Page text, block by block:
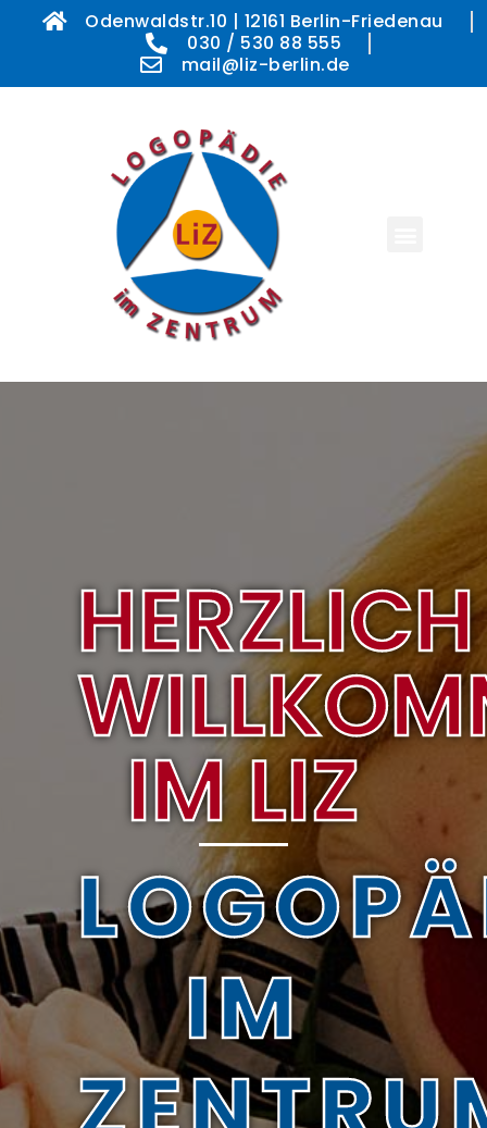
Odenwaldstr.10 | 12161 Berlin-Friedenau
030 / 530 88 555
mail@liz-berlin.de
HERZLICH
IM LIZ
IM